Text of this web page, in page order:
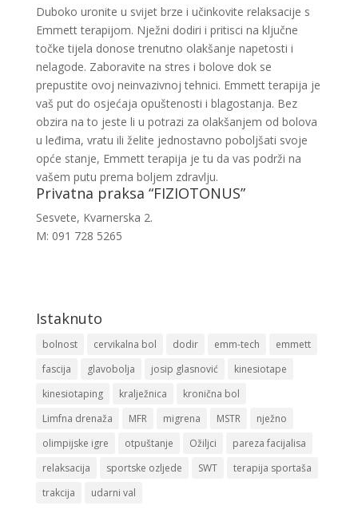
Duboko uronite u svijet brze i učinkovite relaksacije s
Emmett terapijom. Nježni dodiri i pritisci na ključne
točke tijela donose trenutno olakšanje napetosti i
nelagode. Zaboravite na stres i bolove dok se
prepustite ovoj neinvazivnoj tehnici. Emmett terapija je
vaš put do osjećaja opuštenosti i blagostanja. Bez
obzira na to jeste li u potrazi za olakšanjem od bolova
u leđima, vratu ili želite jednostavno poboljšati svoje
opće stanje, Emmett terapija je tu da vas podrži na
vašem putu prema boljem zdravlju.
Privatna praksa “FIZIOTONUS”
Sesvete, Kvarnerska 2.
M: 091 728 5265
Istaknuto
bolnost cervikalna bol dodir emm-tech
emmett
fascija
glavobolja josip glasnović
kinesiotape
kinesiotaping
kralježnica
kronična bol
Limfna drenaža
MFR migrena MSTR
nježno
olimpijske igre
otpuštanje Ožiljci
pareza facijalisa
relaksacija
sportske ozljede SWT
terapija sportaša
trakcija
udarni val